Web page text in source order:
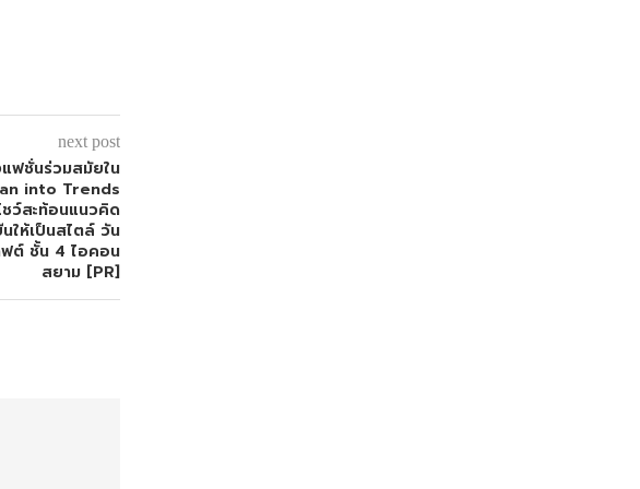
next post
ฟชั่นร่วมสมัยใน
into Trends
ว์สะท้อนแนวคิด
ให้เป็นสไตล์ วัน
ต์ ชั้น 4 ไอคอน
สยาม [PR]